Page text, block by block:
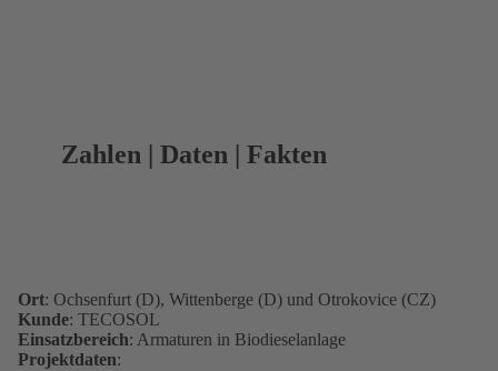
Zahlen | Daten | Fakten
Ort: Ochsenfurt (D), Wittenberge (D) und Otrokovice (CZ)
Kunde: TECOSOL
Einsatzbereich: Armaturen in Biodieselanlage
Projektdaten: